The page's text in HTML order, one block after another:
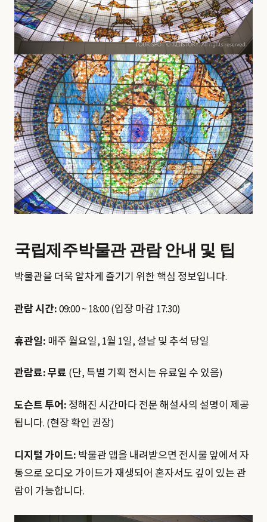
국립제주박물관 관람 안내 및 팁
박물관을 더욱 알차게 즐기기 위한 핵심 정보입니다.
관람 시간:09:00 ~ 18:00 (입장 마감 17:30)
휴관일: 매주 월요일, 1월 1일, 설날 및 추석 당일
관람료:무료 (단, 특별 기획 전시는 유료일 수 있음)
도슨트 투어: 정해진 시간마다 전문 해설사의 설명이 제공
됩니다. (현장 확인 권장)
디지털 가이드: 박물관 앱을 내려받으면 전시물 앞에서 자
동으로 오디오 가이드가 재생되어 혼자서도 깊이 있는 관
람이 가능합니다.